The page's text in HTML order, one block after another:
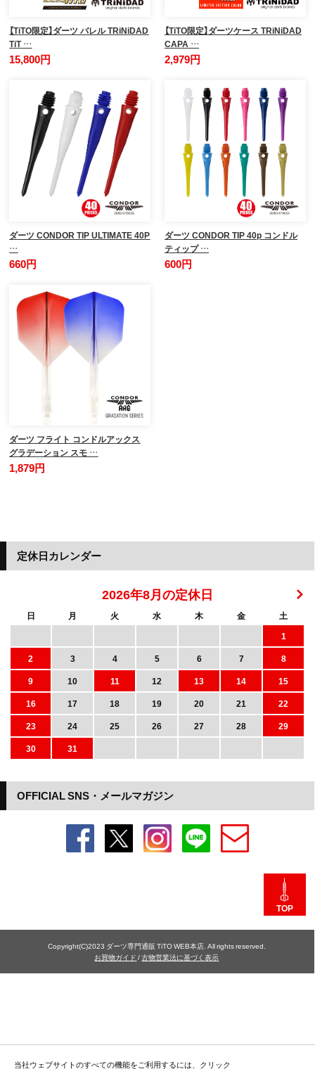
【TiTO限定】ダーツ バレル TRiNiDAD
TiT …
15,800円
【TiTO限定】ダーツケース TRiNiDAD
CAPA …
2,979円
ダーツ CONDOR TIP ULTIMATE 40P
…
660円
ダーツ CONDOR TIP 40p コンドル
ティップ …
600円
ダーツ フライト コンドルアックス
グラデーション スモ …
1,879円
当社ウェブサイトのすべての機能をご利用するには、クリック
OFFICIAL SNS・メールマガジン
定休日カレンダー
2026年8月の定休日
日 月 火 水 木 金
土
1
2
3 4 5 6 7
8
9
10 11 12 13 14
15
16
17 18 19 20 21
22
23
24 25 26 27 28
29
30
31
TOP
Copyright(C)2023 ダーツ専門通販 TiTO WEB本店. All rights reserved.
お買物ガイド /古物営業法に基づく表示